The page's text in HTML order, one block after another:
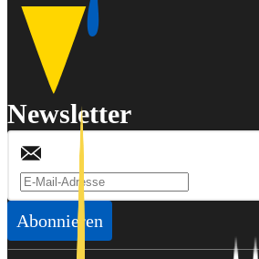
Newsletter
Abonnieren